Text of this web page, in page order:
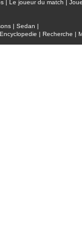
Le joueur du match
| Sedan |
Encyclopedie | Recherche |